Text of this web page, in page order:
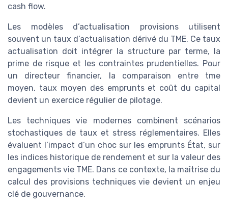
cash flow.
Les modèles d’actualisation provisions utilisent
souvent un taux d’actualisation dérivé du TME. Ce taux
actualisation doit intégrer la structure par terme, la
prime de risque et les contraintes prudentielles. Pour
un directeur financier, la comparaison entre tme
moyen, taux moyen des emprunts et coût du capital
devient un exercice régulier de pilotage.
Les techniques vie modernes combinent scénarios
stochastiques de taux et stress réglementaires. Elles
évaluent l’impact d’un choc sur les emprunts État, sur
les indices historique de rendement et sur la valeur des
engagements vie TME. Dans ce contexte, la maîtrise du
calcul des provisions techniques vie devient un enjeu
clé de gouvernance.